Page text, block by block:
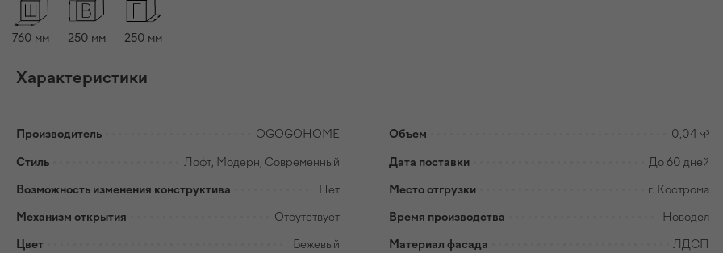
760 мм 250 мм 250 мм
Характеристики
Производитель OGOGOHOME Объем 0,04 м³
Стиль Лофт, Модерн, Современный Дата поставки До 60 дней
Возможность изменения конструктива Нет Место отгрузки г. Кострома
Механизм открытия Отсутствует Время производства Новодел
Цвет Бежевый Материал фасада ЛДСП